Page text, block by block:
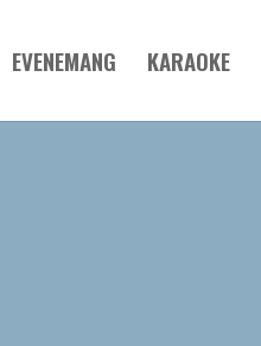
EVENEMANG KARAOKE